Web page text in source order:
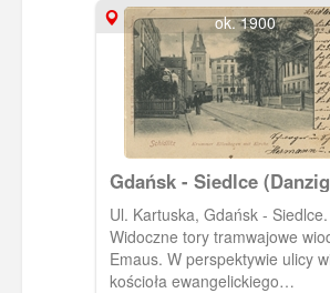
ok. 1900
Gdańsk - Siedlce
Schidlitz), ul. Kartuska
Ul. Kartuska, Gdańsk - Siedlce.
Widoczne tory tramwajowe
Emaus. W perspektywie ulicy
kościoła ewangelickiego